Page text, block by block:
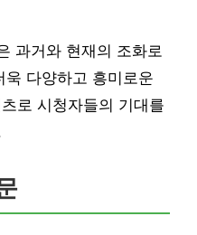
과거와 현재의 조화로
다양하고 흥미로운
로 시청자들의 기대를